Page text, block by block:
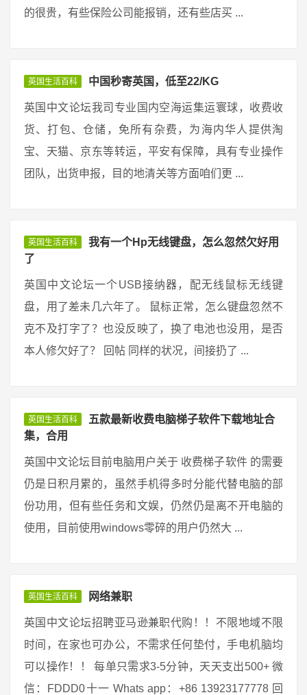
的很贵，有些保险公司能报销，还有些店买 ...
英国生活百科 中国秒寄英国，低至22/KG
英国中文论坛我司专业国内空海运集运寰球，收费收
货、打包、仓储，免所有杂费，为海内华人提供淘
宝、天猫、京东等转运，平安有保障，具有专业操作
团队，出货申报，目的地清关等方面咱们更 ...
英国生活百科
我有一个Hp无线键盘，怎么忽然欠好用
了
英国中文论坛一个USB接纳器，配无线鼠标无线键
盘，用了差未几六年了。 鼠标正常，怎么键盘忽然不
克不及打字了？也没反映了，换了电池也没用，是否
本人修欠好了？ 回帖 同样的状况，间接扔了 ...
英国生活百科
五款最新收费电脑梯子软件下载地址合
集，合用
英国中文论坛目前电脑用户关于 收费梯子软件 的需要
仍是日积月累的，虽然手机得多时分能代替电脑的部
份功用，但有些任务和文娱，仍然仍是离不开电脑的
使用，目前使用windows零碎的用户仍然大 ...
英国生活百科 网络兼职
英国中文论坛招聘亚马逊兼职代购！！不限地域不限
时间，在家也可办公，不需求任何垫付，手电机脑均
可以操作！！ 每单只需求3-5分钟，天天支出500+ 微
信：FDDD0十一 Whats app：+86 13923177778 回